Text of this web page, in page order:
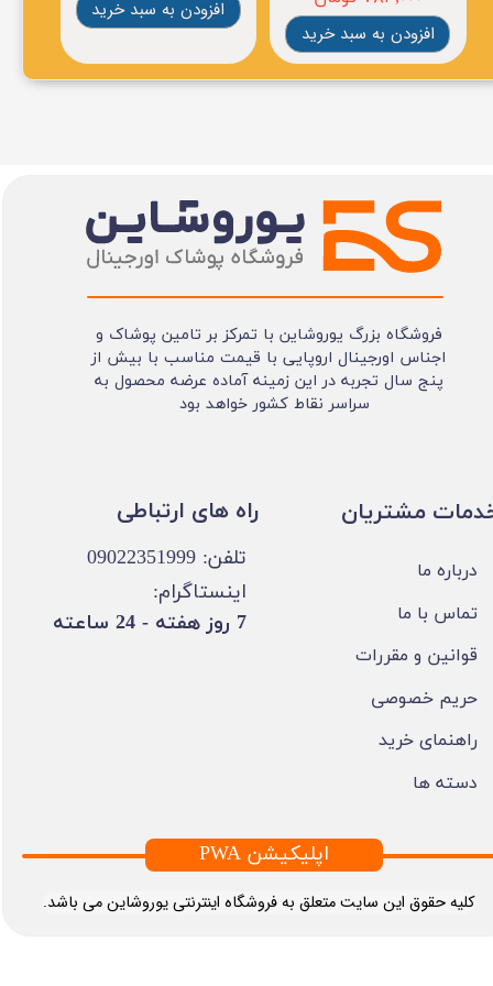
افزودن به سبد خرید
افزودن به سبد خرید
فروشگاه بزرگ یوروشاین با تمرکز بر تامین پوشاک و
اجناس اورجینال اروپایی با قیمت مناسب با بیش از
پنج سال تجربه در این زمینه آماده عرضه محصول به
سراسر نقاط کشور خواهد بود
​کلیه حقوق این سایت متعلق به فروشگاه اینترنتی یوروشاین می باشد.
مشتریان
درباره ما
تماس با ما
قوانین و مقررات
حریم خصوصی
راهنمای خرید
دسته ها
تلفن: 09022351999
اینستاگرام:
​7 روز هفته - 24 ساعته ​​​​​​​
PWA اپلیکیشن
​​راه های ارتباطی